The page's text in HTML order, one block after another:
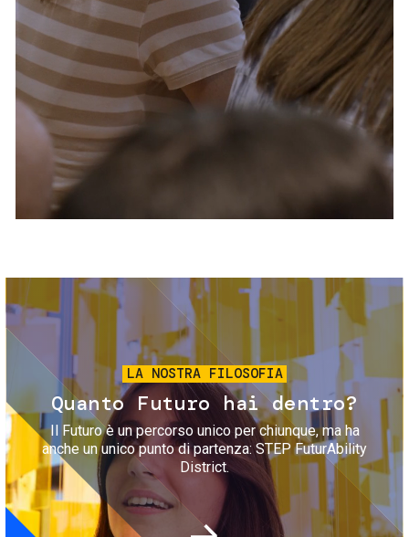
Servizi e accessibilità
Contatti
FAQ
Biglietti
Immagine
LA NOSTRA FILOSOFIA
Quanto Futuro hai dentro?
Il Futuro è un percorso unico per chiunque, ma ha
anche un unico punto di partenza: STEP FuturAbility
District.